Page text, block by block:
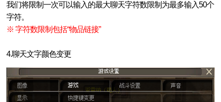
我们将限制一次可以输入的最大聊天字符数限制为最多输入50个
字符。
※ 字符数限制包括“物品链接”
4.聊天文字颜色变更